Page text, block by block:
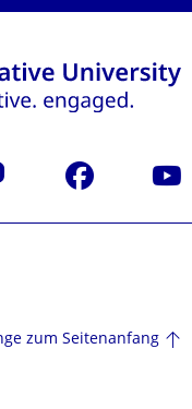
Facebook
zum Seitenanfang